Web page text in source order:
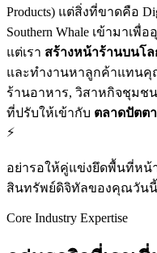
Products) แต่สิ่งที่ขาดคือ
Southern Whale เข้ามาเ
แต่เรา สร้างหน้าร้านบนโ
และทำงานหาลูกค้าแทนคุ
ร้านอาหาร, วิสาหกิจชุมช
ที่ปรับให้เข้ากับ ตลาดปัตต
⚡
อย่ารอให้คู่แข่งยึดพื้นที่หน้
สินทรัพย์ดิจิทัลของคุณวันนี้
Core Industry Expertise